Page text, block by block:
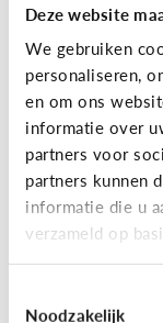
Deze website
We gebruiken
personaliseren,
en om ons
informatie over
partners voor
partners kunnen
informatie die u
verzameld op
Noodzakelijk
Fun met media
Fun met